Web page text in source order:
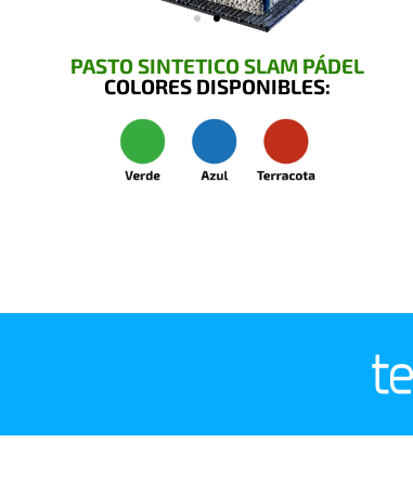
PASTO SINTETICO SLAM PÁDEL
COLORES DISPONIBLES: